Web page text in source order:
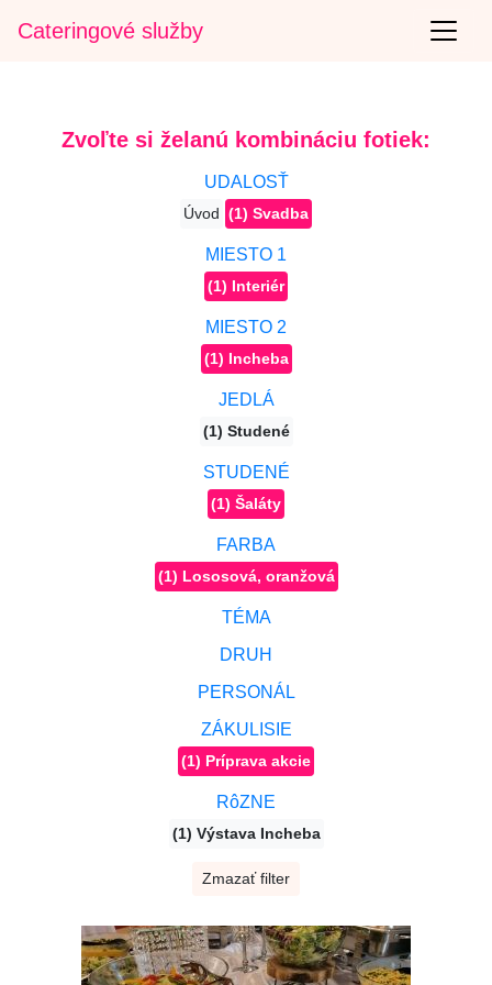
Cateringové služby
Zvoľte si želanú kombináciu fotiek:
UDALOSŤ
Úvod (1) Svadba
MIESTO 1
(1) Interiér
MIESTO 2
(1) Incheba
JEDLÁ
(1) Studené
STUDENÉ
(1) Šaláty
FARBA
(1) Lososová, oranžová
TÉMA
DRUH
PERSONÁL
ZÁKULISIE
(1) Príprava akcie
RôZNE
(1) Výstava Incheba
Zmazať filter